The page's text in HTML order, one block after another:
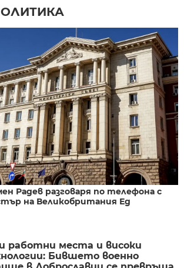
Радев разговаря по телефона с
на Великобритания Ед
работни места и високи
Бившето военно